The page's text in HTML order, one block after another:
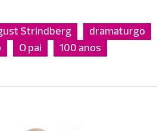
Strindberg
dramaturgo
O pai 100 anos